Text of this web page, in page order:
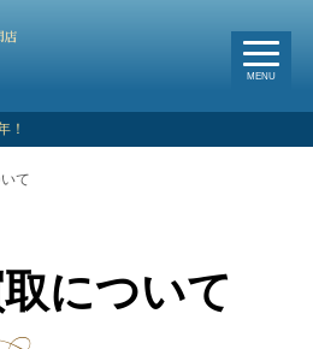
MENU
る買取・査定方法
！
て
について